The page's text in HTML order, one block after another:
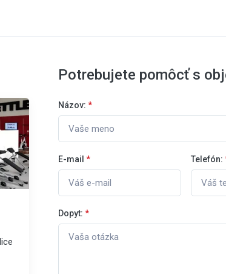
Potrebujete pomôcť s
Názov: *
E-mail * Telefón:
Dopyt: *